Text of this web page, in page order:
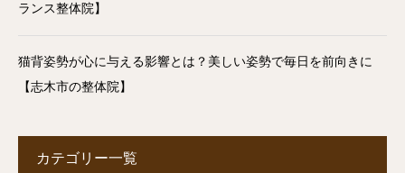
ランス整体院】
猫背姿勢が心に与える影響とは？美しい姿勢で毎日を前向きに
【志木市の整体院】
カテゴリー一覧